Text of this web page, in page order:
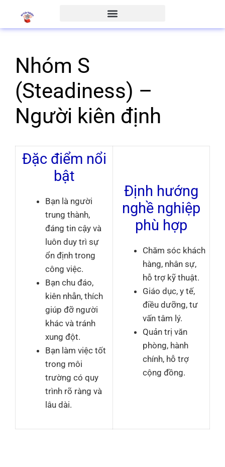
Nhóm S
(Steadiness) –
Người kiên định
Đặc điểm nổi
bật
Bạn là người
trung thành,
đáng tin cậy và
luôn duy trì sự
ổn định trong
công việc.
Bạn chu đáo,
kiên nhẫn, thích
giúp đỡ người
khác và tránh
xung đột.
Bạn làm việc tốt
trong môi
trường có quy
trình rõ ràng và
lâu dài.
Định hướng
nghề nghiệp
phù hợp
Chăm sóc khách
hàng, nhân sự,
hỗ trợ kỹ thuật.
Giáo dục, y tế,
điều dưỡng, tư
vấn tâm lý.
Quản trị văn
phòng, hành
chính, hỗ trợ
cộng đồng.